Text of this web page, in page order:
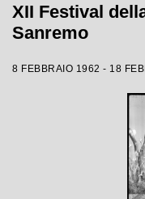
XII Festival
Sanremo
8 FEBBRAIO 1962 - 18